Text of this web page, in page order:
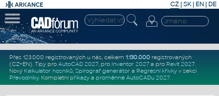
CZ | SK| EN | DE
Přes 123.000 registrovaných u nás, celkem 1.130.000registrovaných
(CZ+EN). Tipy pro AutoCAD 2027, pro Inventor 2027a pro Revit 2027.
Nový Kalkulátor nosníků, Spirograf generátor a Regresní křivkyv sekci
Převodníky. Kompletní příkazya proměnné AutoCADu 2027.